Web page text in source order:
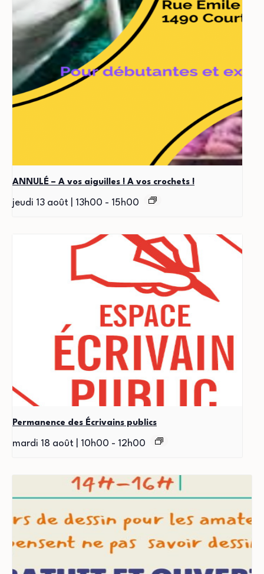
ANNULÉ – A vos aiguilles ! A vos crochets !
jeudi 13 août | 13h00 - 15h00
Permanence des Écrivains publics
mardi 18 août | 10h00 - 12h00